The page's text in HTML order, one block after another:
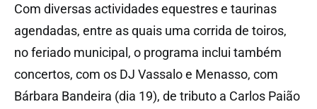
Com diversas actividades equestres e taurinas
agendadas, entre as quais uma corrida de toiros,
no feriado municipal, o programa inclui também
concertos, com os DJ Vassalo e Menasso, com
Bárbara Bandeira (dia 19), de tributo a Carlos Paião